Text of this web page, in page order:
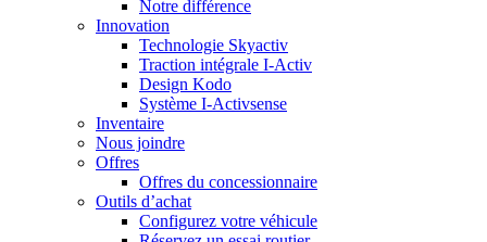
Notre différence
Innovation
Technologie Skyactiv
Traction intégrale I-Activ
Design Kodo
Système I-Activsense
Inventaire
Nous joindre
Offres
Offres du concessionnaire
Outils d’achat
Configurez votre véhicule